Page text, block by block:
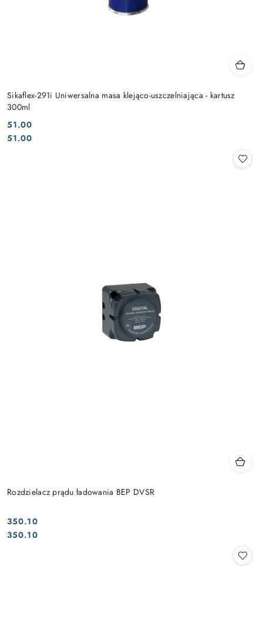
Sikaflex-291i Uniwersalna masa klejąco-uszczelniająca - kartusz
300ml
Cena:
51.00
Cena:
51.00
Rozdzielacz prądu ładowania BEP DVSR
Cena:
350.10
Cena:
350.10